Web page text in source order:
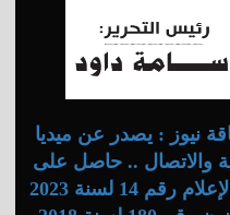
نيوز : يصدر عن ميديا
والاتصال .. حاصل على
ترخيص المجلس الأعلى لتنظيم الإعلام رقم 14 لسنة 2023